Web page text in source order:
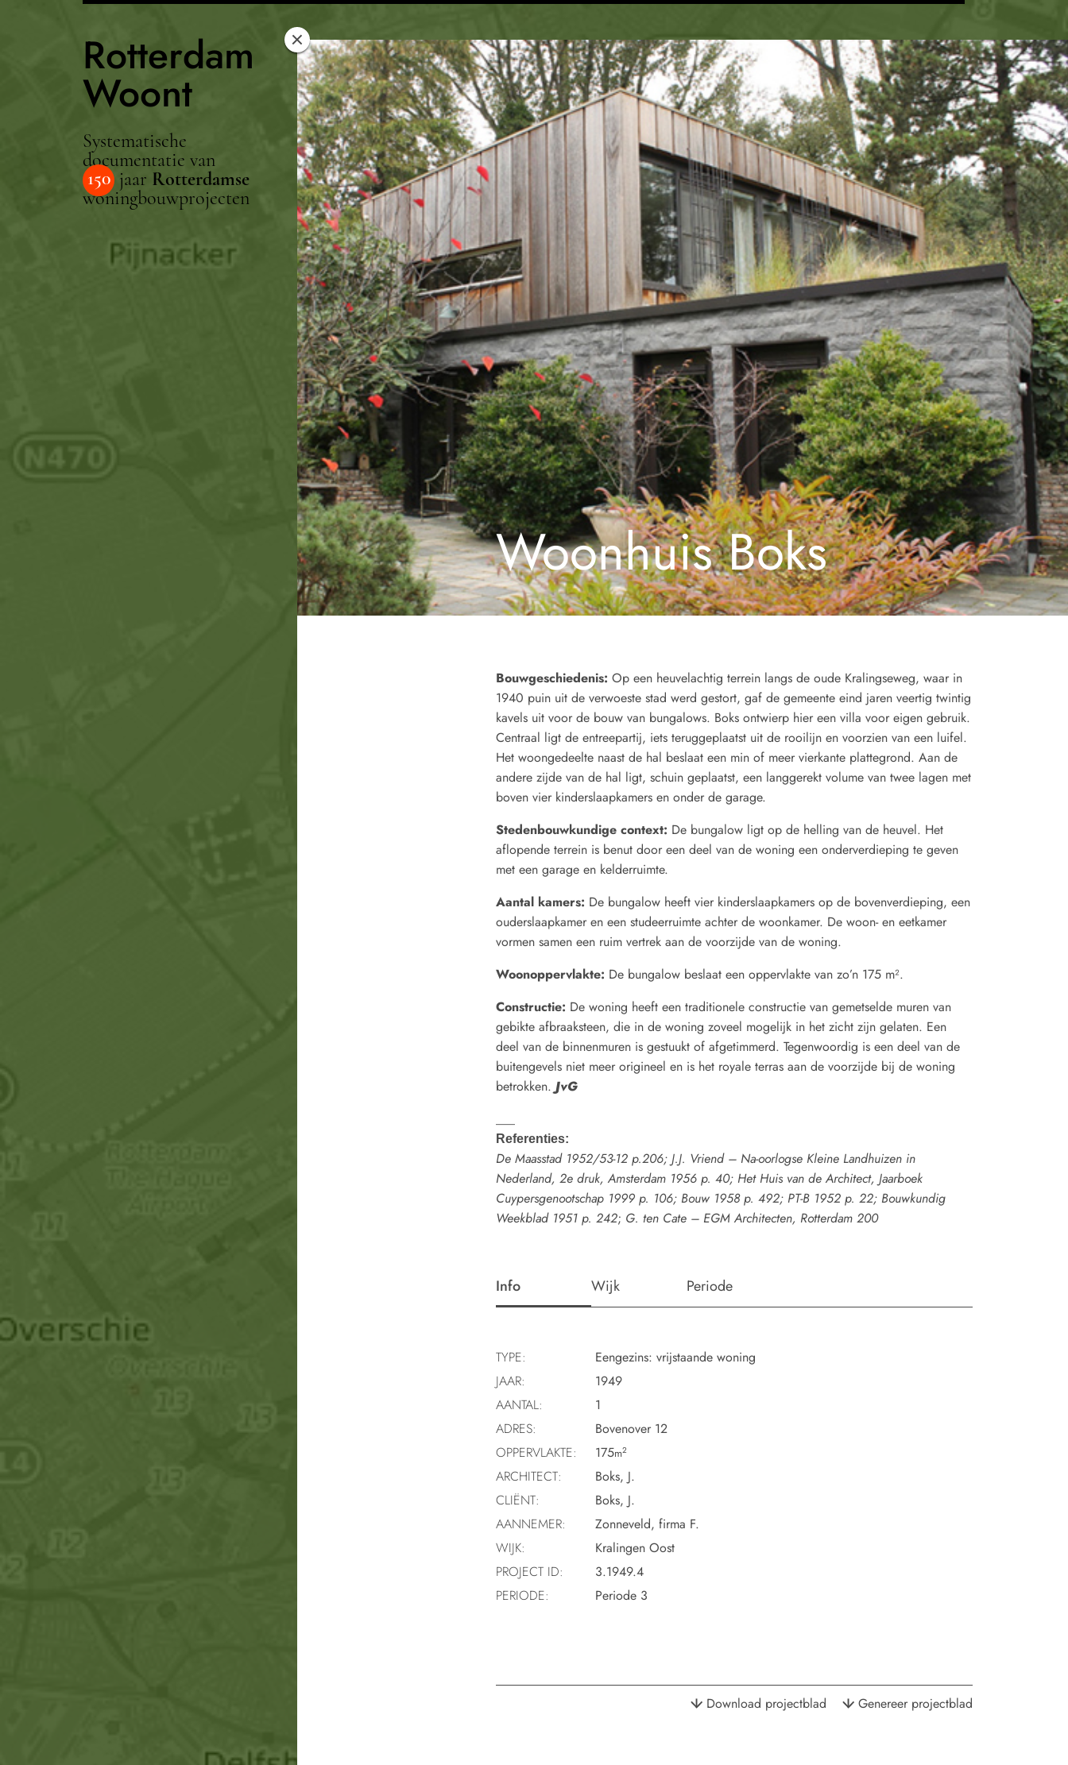
Rotterdam
Woont
Systematische
documentatie van
150 jaar Rotterdamse
woningbouwprojecten
Woonhuis Boks
Bouwgeschiedenis: Op een heuvelachtig terrein langs de oude Kralingseweg, waar in
1940 puin uit de verwoeste stad werd gestort, gaf de gemeente eind jaren veertig twintig
kavels uit voor de bouw van bungalows. Boks ontwierp hier een villa voor eigen gebruik.
Centraal ligt de entreepartij, iets teruggeplaatst uit de rooilijn en voorzien van een luifel.
Het woongedeelte naast de hal beslaat een min of meer vierkante plattegrond. Aan de
andere zijde van de hal ligt, schuin geplaatst, een langgerekt volume van twee lagen met
boven vier kinderslaapkamers en onder de garage.
Stedenbouwkundige context: De bungalow ligt op de helling van de heuvel. Het
aflopende terrein is benut door een deel van de woning een onderverdieping te geven
met een garage en kelderruimte.
Aantal kamers: De bungalow heeft vier kinderslaapkamers op de bovenverdieping, een
ouderslaapkamer en een studeerruimte achter de woonkamer. De woon- en eetkamer
vormen samen een ruim vertrek aan de voorzijde van de woning.
Woonoppervlakte: De bungalow beslaat een oppervlakte van zo’n 175 m².
Constructie: De woning heeft een traditionele constructie van gemetselde muren van
gebikte afbraaksteen, die in de woning zoveel mogelijk in het zicht zijn gelaten. Een
deel van de binnenmuren is gestuukt of afgetimmerd. Tegenwoordig is een deel van de
buitengevels niet meer origineel en is het royale terras aan de voorzijde bij de woning
betrokken. JvG
Referenties:
De Maasstad 1952/53-12 p.206; J.J. Vriend – Na-oorlogse Kleine Landhuizen in
Nederland, 2e druk, Amsterdam 1956 p. 40; Het Huis van de Architect, Jaarboek
Cuypersgenootschap 1999 p. 106; Bouw 1958 p. 492; PT-B 1952 p. 22; Bouwkundig
Weekblad 1951 p. 242; G. ten Cate – EGM Architecten, Rotterdam 200
Info Wijk Periode
TYPE:
Eengezins: vrijstaande woning
JAAR:
1949
AANTAL:
1
ADRES:
Bovenover 12
OPPERVLAKTE:
175m2
ARCHITECT:
Boks, J.
CLIËNT:
Boks, J.
AANNEMER:
Zonneveld, firma F.
WIJK:
Kralingen Oost
PROJECT ID:
3.1949.4
PERIODE:
Periode 3
Download projectblad Genereer projectblad